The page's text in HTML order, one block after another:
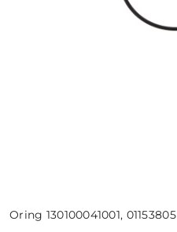
Oring 130100041001, 01153805